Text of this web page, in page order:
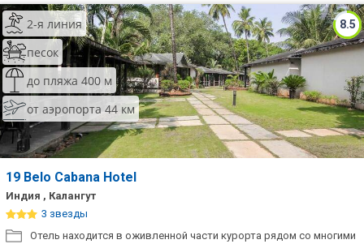
8.5
2-я линия
песок
до пляжа 400 м
от аэропорта 44 км
19 Belo Cabana Hotel
Индия , Калангут
3 звезды
Отель находится в оживленной части курорта рядом со многими